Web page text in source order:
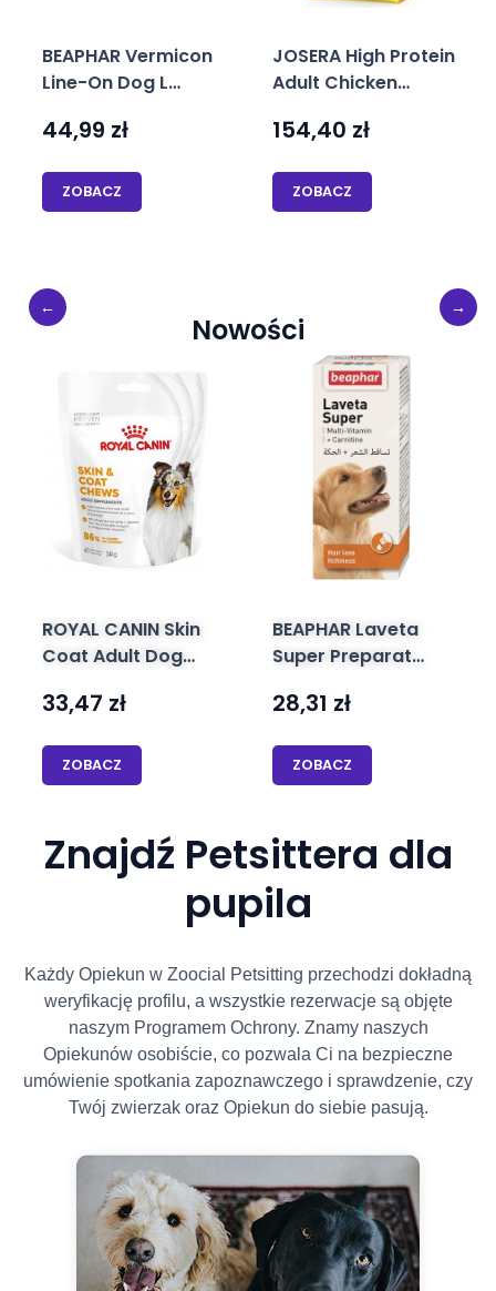
BEAPHAR Vermicon
Line-On Dog L
Pchłom i Kleszczom
44,99 zł
ZOBACZ
JOSERA High Protein
Adult Chicken
wysokoenergetycz
sportowych i
hodowlanych
154,40 zł
ZOBACZ
Nowości
ROYAL CANIN Skin
Coat Adult Dog
suplement na
sierści dla
dorosłych psów
33,47 zł
ZOBACZ
BEAPHAR Laveta
Super Preparat
Kondycję Sierści
28,31 zł
ZOBACZ
Znajdź Petsittera dla
pupila
Każdy Opiekun w Zoocial Petsitting przechodzi dokładną
weryfikację profilu, a wszystkie rezerwacje są objęte
naszym Programem Ochrony. Znamy naszych
Opiekunów osobiście, co pozwala Ci na bezpieczne
umówienie spotkania zapoznawczego i sprawdzenie, czy
Twój zwierzak oraz Opiekun do siebie pasują.